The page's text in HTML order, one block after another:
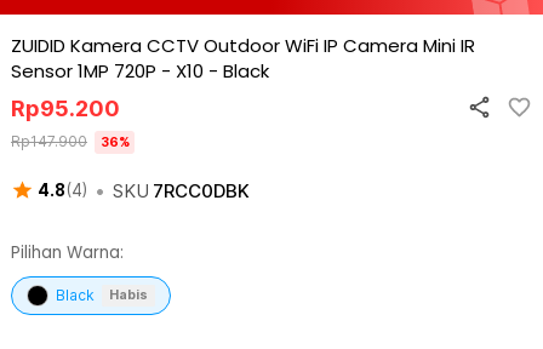
ZUIDID Kamera CCTV Outdoor WiFi IP Camera Mini IR
Sensor 1MP 720P - X10 - Black
4.8(4) • SKU 7RCC0DBK
Rp95.200
Rp147.900 36%
Pilihan Warna:
Black Habis